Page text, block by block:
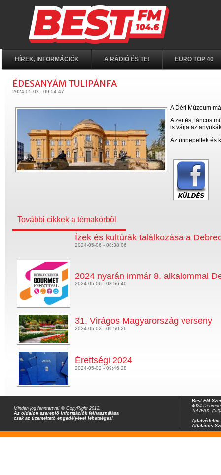
HÍREK, INFORMÁCIÓK A RÁDIÓ ÉS TE! EURO TOP 40
ÉDESANYÁM TULIPÁNFA
2024-05-02 - 09:54:47
A Déri Múzeum
A zenés, táncos
is várja az
Az ünnepeltek és
További cikkek a témakörből
Ízek és kultúrák találkozása a
2024-05-06 - 08:38:06
2024 nyarán immár 8. alkalommal
2024-05-06 - 08:56:40
31. Virágos Magyarország verseny
2024-05-02 - 09:50:26
Érettségi 2024
2024-05-02 - 09:46:28
Minden jog fenntartva! © CopyRight 2012.
Az oldalon szereplő információk felhasználása
csak az üzemeltető engedélyével lehetséges!
Best FM
4024
Tel./FAX:
Adatvédelmi
Általános